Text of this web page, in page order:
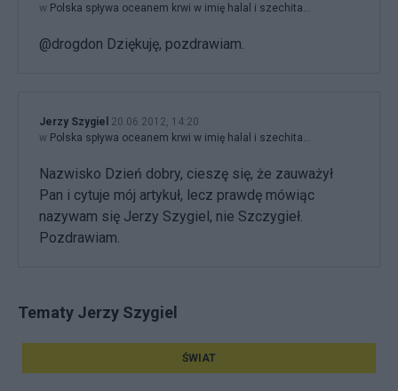
w Polska spływa oceanem krwi w imię halal i szechita…
@drogdon Dziękuję, pozdrawiam.
Jerzy Szygiel 20.06.2012, 14:20
w Polska spływa oceanem krwi w imię halal i szechita…
Nazwisko Dzień dobry, cieszę się, że zauważył
Pan i cytuje mój artykuł, lecz prawdę mówiąc
nazywam się Jerzy Szygiel, nie Szczygieł.
Pozdrawiam.
Tematy Jerzy Szygiel
ŚWIAT